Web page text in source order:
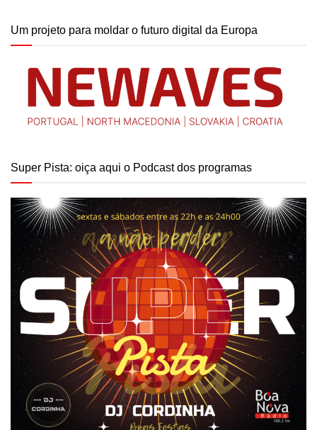
Um projeto para moldar o futuro digital da Europa
Super Pista: oiça aqui o Podcast dos programas